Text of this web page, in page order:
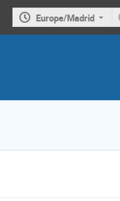
Europe/Madrid